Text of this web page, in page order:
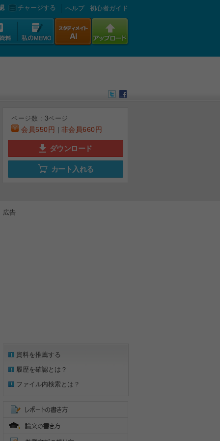
チャージする へルプ 初心者ガイド
ページ数 : 3ページ
会員550円 非会員660円
ダウンロード
カート入れる
広告
資料を推薦する
履歴を確認とは？
ファイル内検索とは？